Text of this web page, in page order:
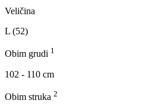
Veličina
L (52)
Obim grudi 1
102 - 110 cm
Obim struka 2